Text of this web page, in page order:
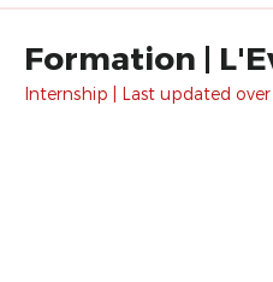
Formation |
Internship | Last updated over